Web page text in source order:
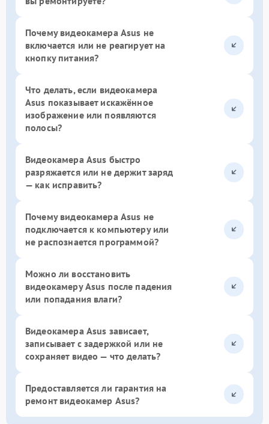
Почему видеокамера Asus не
включается или не реагирует на
кнопку питания?
Что делать, если видеокамера
Asus показывает искажённое
изображение или появляются
полосы?
Видеокамера Asus быстро
разряжается или не держит заряд
— как исправить?
Почему видеокамера Asus не
подключается к компьютеру или
не распознается программой?
Можно ли восстановить
видеокамеру Asus после падения
или попадания влаги?
Видеокамера Asus зависает,
записывает с задержкой или не
сохраняет видео — что делать?
Предоставляется ли гарантия на
ремонт видеокамер Asus?